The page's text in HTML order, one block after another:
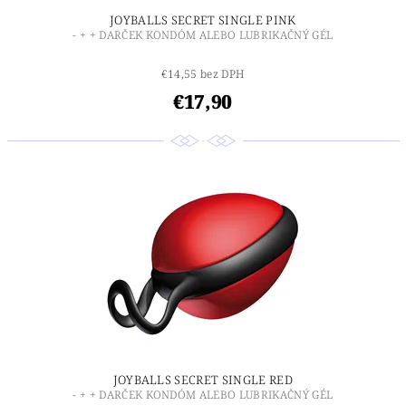
JOYBALLS SECRET SINGLE PINK
- + + DARČEK KONDÓM ALEBO LUBRIKAČNÝ GÉL
€14,55 bez DPH
€17,90
JOYBALLS SECRET SINGLE RED
- + + DARČEK KONDÓM ALEBO LUBRIKAČNÝ GÉL